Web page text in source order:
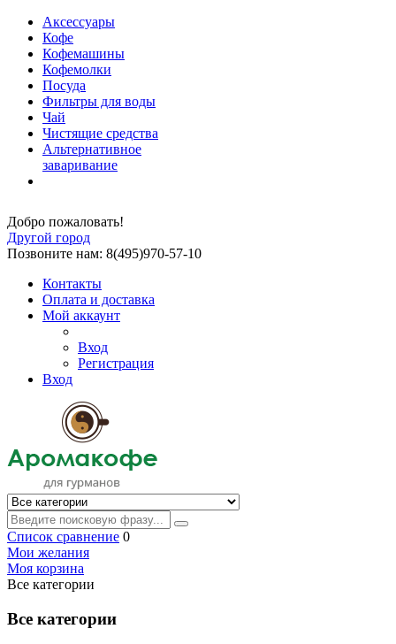
Аксессуары
Кофе
Кофемашины
Кофемолки
Посуда
Фильтры для воды
Чай
Чистящие средства
Альтернативное
заваривание
Добро пожаловать!
Другой город
Позвоните нам: 8(495)970-57-10
Контакты
Оплата и доставка
Мой аккаунт
Вход
Регистрация
Вход
Список сравнение 0
Мои желания
Моя корзина
Все категории
Все категории